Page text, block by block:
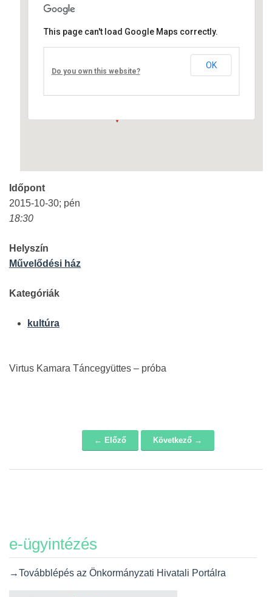
Művelődési ház
Fő út 8 - Nagyréde
This page can't load Google Maps correctly.
Do you own this website?
OK
Időpont
2015-10-30; pén
18:30
Helyszín
Művelődési ház
Kategóriák
kultúra
Virtus Kamara Táncegyüttes – próba
← Előző Következő →
e-ügyintézés
→Továbblépés az Önkormányzati Hivatali Portálra